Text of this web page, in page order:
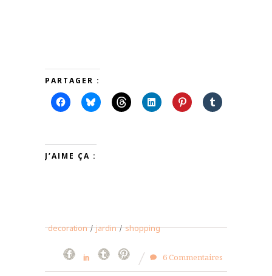
PARTAGER :
J’AIME ÇA :
decoration / jardin / shopping
6 Commentaires